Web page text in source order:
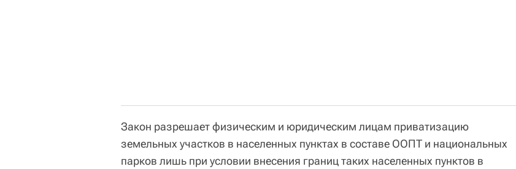
Закон разрешает физическим и юридическим лицам приватизацию
земельных участков в населенных пунктах в составе ООПТ и национальных
парков лишь при условии внесения границ таких населенных пунктов в